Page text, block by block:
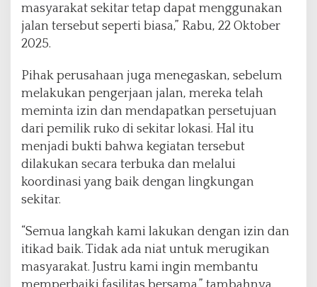
k
s
a
l
a
n
u
n
t
u
k
p
e
n
t
masyarakat sekitar tetap dapat menggunakan
jalan tersebut seperti biasa,” Rabu, 22 Oktober
2025.
Pihak perusahaan juga menegaskan, sebelum
melakukan pengerjaan jalan, mereka telah
meminta izin dan mendapatkan persetujuan
dari pemilik ruko di sekitar lokasi. Hal itu
menjadi bukti bahwa kegiatan tersebut
dilakukan secara terbuka dan melalui
koordinasi yang baik dengan lingkungan
sekitar.
“Semua langkah kami lakukan dengan izin dan
itikad baik. Tidak ada niat untuk merugikan
masyarakat. Justru kami ingin membantu